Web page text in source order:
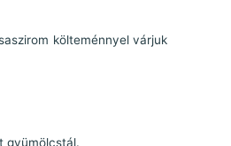
költeménnyel várjuk
gyümölcstál.